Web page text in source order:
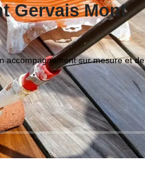
Gervais Mont
accompagnement sur mesure et de